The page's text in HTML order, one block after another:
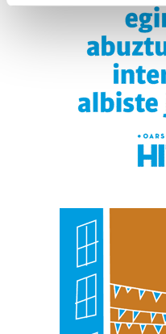
Find out more about how
and set your preferences
Guk eta gure bazkideek
prozesatzen ditugu, zure
teknologia erabiliz,
pertsonalizatuak
neurtzeko, jendeari
produktuak garatzeko.
Bazkide batzuek ez
interes komertzial
bazkideen zerrenda,
duten interes legitimoa
dezakezun ikusteko.